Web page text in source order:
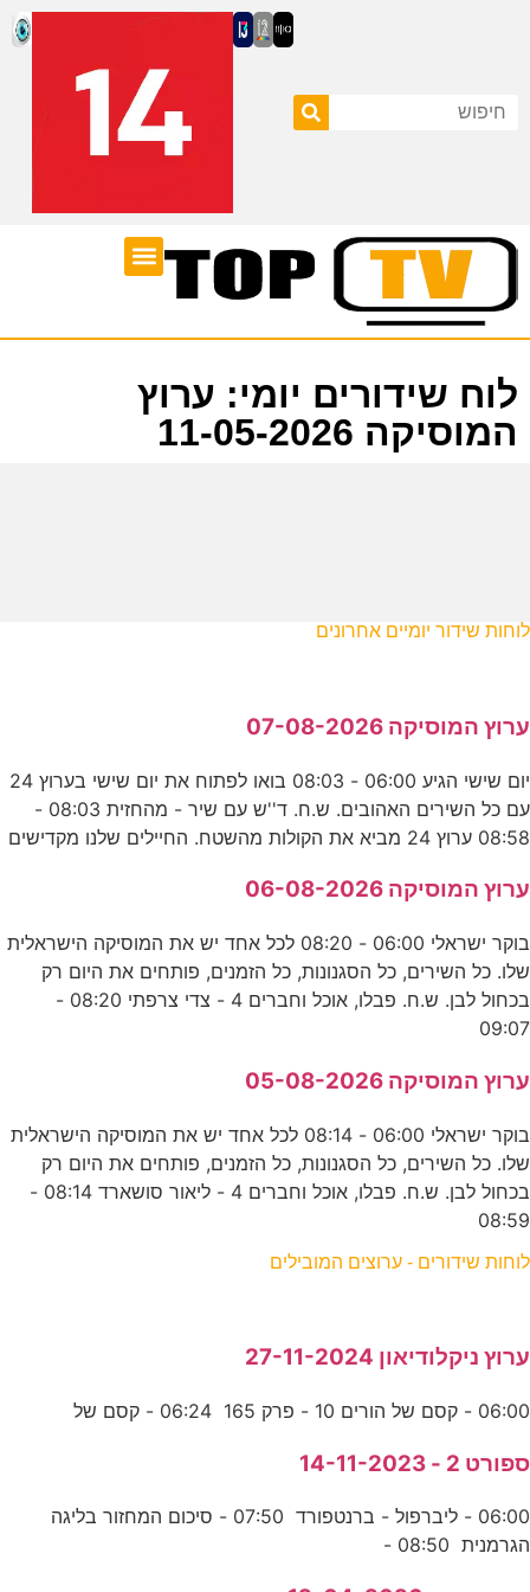
לוח שידורים יומי: ערוץ
המוסיקה 11-05-2026
לוחות שידור יומיים אחרונים
ערוץ המוסיקה 07-08-2026
יום שישי הגיע 06:00 - 08:03 בואו לפתוח את יום שישי בערוץ 24
עם כל השירים האהובים. ש.ח. ד''ש עם שיר - מהחזית 08:03 -
08:58 ערוץ 24 מביא את הקולות מהשטח. החיילים שלנו מקדישים
ערוץ המוסיקה 06-08-2026
בוקר ישראלי 06:00 - 08:20 לכל אחד יש את המוסיקה הישראלית
שלו. כל השירים, כל הסגנונות, כל הזמנים, פותחים את היום רק
בכחול לבן. ש.ח. פבלו, אוכל וחברים 4 - צדי צרפתי 08:20 -
09:07
ערוץ המוסיקה 05-08-2026
בוקר ישראלי 06:00 - 08:14 לכל אחד יש את המוסיקה הישראלית
שלו. כל השירים, כל הסגנונות, כל הזמנים, פותחים את היום רק
בכחול לבן. ש.ח. פבלו, אוכל וחברים 4 - ליאור סושארד 08:14 -
08:59
לוחות שידורים - ערוצים המובילים
ערוץ ניקלודיאון 27-11-2024
06:00 - קסם של הורים 10 - פרק 165 06:24 - קסם של
ספורט 2 - 14-11-2023
06:00 - ליברפול - ברנטפורד 07:50 - סיכום המחזור בליגה
הגרמנית 08:50 -